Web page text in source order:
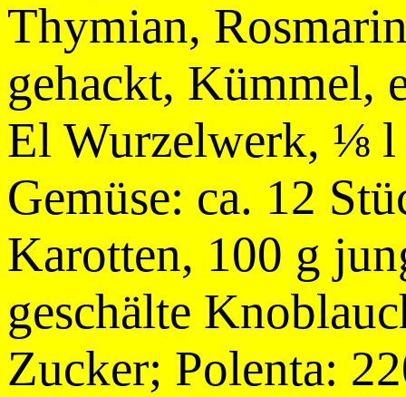
Thymian,
gehackt, Kümmel,
El Wurzelwerk, ⅛ l
Gemüse: ca. 12
Karotten, 100 g
geschälte
Zucker; Polenta: